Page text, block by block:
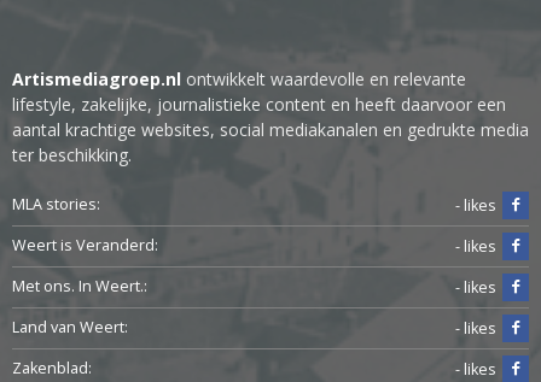
Artismediagroep.nl ontwikkelt waardevolle en relevante
lifestyle, zakelijke, journalistieke content en heeft daarvoor een
aantal krachtige websites, social mediakanalen en gedrukte media
ter beschikking.
MLA stories:
- likes
Weert is Veranderd:
- likes
Met ons. In Weert.:
- likes
Land van Weert:
- likes
Zakenblad:
- likes